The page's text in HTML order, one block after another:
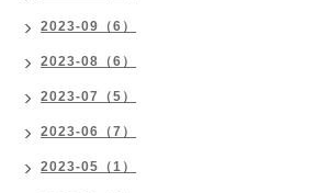
2023-09（6）
2023-08（6）
2023-07（5）
2023-06（7）
2023-05（1）